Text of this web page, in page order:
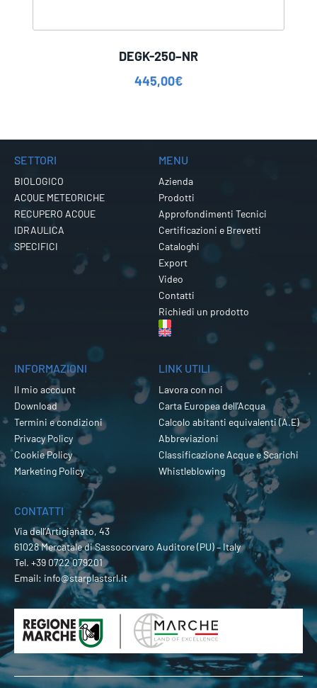
DEGK-250–NR
445,00€
SETTORI
BIOLOGICO
ACQUE METEORICHE
RECUPERO ACQUE
IDRAULICA
SPECIFICI
MENU
Azienda
Prodotti
Approfondimenti Tecnici
Certificazioni e Brevetti
Cataloghi
Export
Video
Contatti
Richiedi un prodotto
INFORMAZIONI
Il mio account
Download
Termini e condizioni
Privacy Policy
Cookie Policy
Marketing Policy
LINK UTILI
Lavora con noi
Carta Europea dell’Acqua
Calcolo abitanti equivalenti (A.E)
Abbreviazioni
Classificazione Acque e Scarichi
Whistleblowing
CONTATTI
Via dell’Artigianato, 43
61028 Mercatale di Sassocorvaro Auditore (PU) – Italy
Tel. +39 0722 079201
Email: info@starplastsrl.it